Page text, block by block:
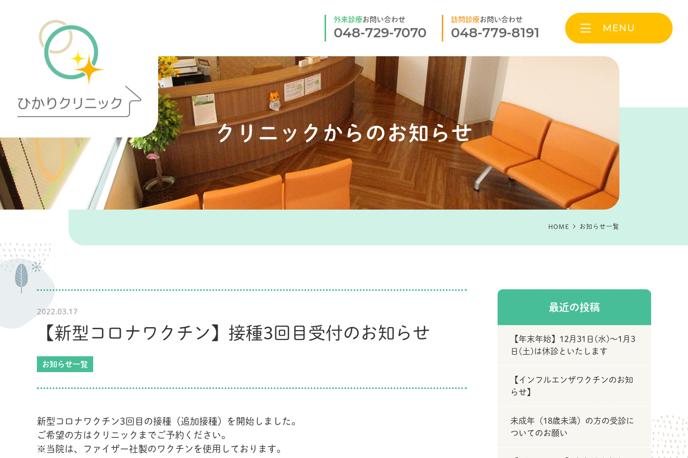
外来診療お問い合わせ
048-729-7070
訪問診療お問い合わせ
048-779-8191 MENU
クリニックからのお知らせ
HOME お知らせ一覧
2022.03.17
【新型コロナワクチン】接種3回目受付のお知らせ
お知らせ一覧
新型コロナワクチン3回目の接種（追加接種）を開始しました。
ご希望の方はクリニックまでご予約ください。
※当院は、ファイザー社製のワクチンを使用しております。
最近の投稿
【年末年始】12月31日(水)～1月3
日(土)は休診といたします
【インフルエンザワクチンのお知
らせ】
未成年（18歳未満）の方の受診に
ついてのお願い